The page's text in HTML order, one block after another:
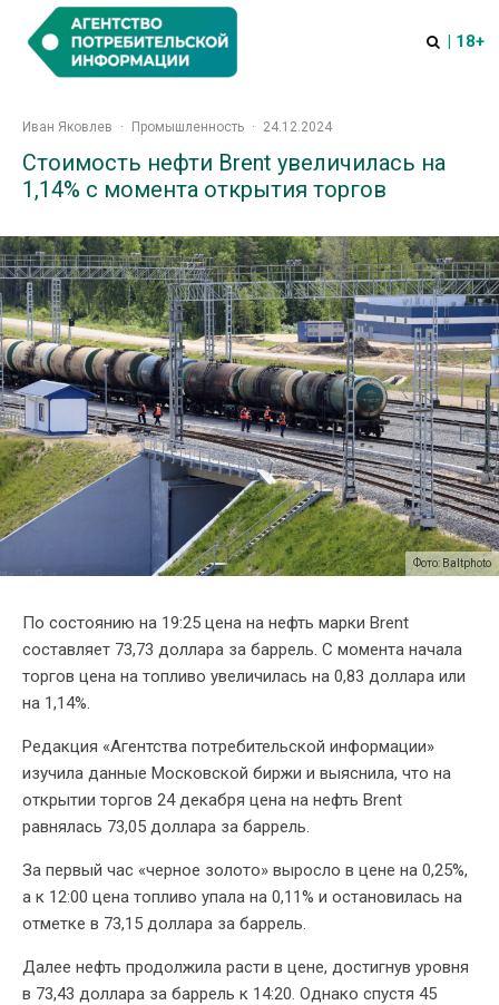
| 18+
Иван Яковлев · Промышленность · 24.12.2024
Стоимость нефти Brent увеличилась на
1,14% с момента открытия торгов
Фото: Baltphoto
По состоянию на 19:25 цена на нефть марки Brent
составляет 73,73 доллара за баррель. С момента начала
торгов цена на топливо увеличилась на 0,83 доллара или
на 1,14%.
Редакция «Агентства потребительской информации»
изучила данные Московской биржи и выяснила, что на
открытии торгов 24 декабря цена на нефть Brent
равнялась 73,05 доллара за баррель.
За первый час «черное золото» выросло в цене на 0,25%,
а к 12:00 цена топливо упала на 0,11% и остановилась на
отметке в 73,15 доллара за баррель.
Далее нефть продолжила расти в цене, достигнув уровня
в 73,43 доллара за баррель к 14:20. Однако спустя 45